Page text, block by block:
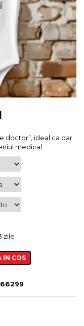
doctor”, ideal ca dar
medical.
zile
IN COS